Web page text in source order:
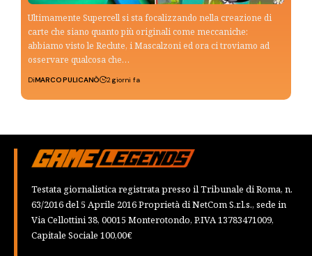
Ultimamente Supercell si sta focalizzando nella creazione di
carte che siano quanto più originali come meccaniche:
abbiamo visto le Reclute, i Mascalzoni ed ora ci troviamo ad
osservare qualcosa che…
DiMARCO PULICANÒ 2 giorni fa
Testata giornalistica registrata presso il Tribunale di Roma, n.
63/2016 del 5 Aprile 2016 Proprietà di NetCom S.r.l.s., sede in
Via Cellottini 38, 00015 Monterotondo, P.IVA 13783471009,
Capitale Sociale 100,00€